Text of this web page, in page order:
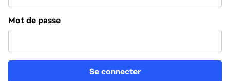
Mot de passe
Se connecter